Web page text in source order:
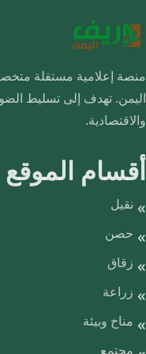
منصة إعلامية مستقلة
اليمن. تهدف إلى تسليط الضوء
والاقتصادية.
أقسام الموقع
نقيل
حصن
زقاق
زراعة
مناخ وبيئة
مجتمع